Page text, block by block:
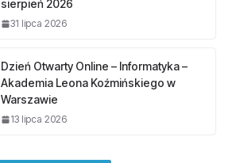
sierpień 2026
31 lipca 2026
Dzień Otwarty Online – Informatyka –
Akademia Leona Koźmińskiego w
Warszawie
13 lipca 2026